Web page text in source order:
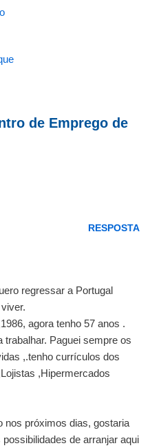
de Emprego de
RESPOSTA
regressar a Portugal
agora tenho 57 anos .
trabalhar. Paguei sempre os
,.tenho currículos dos
,Hipermercados
nos próximos dias, gostaria
de arranjar aqui